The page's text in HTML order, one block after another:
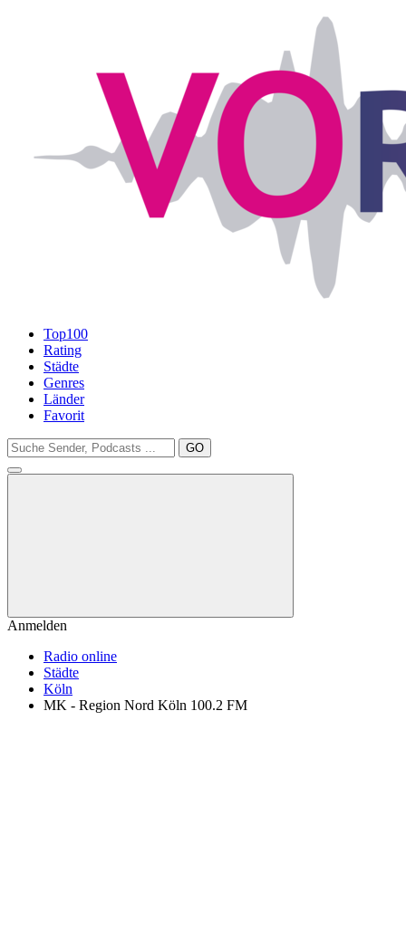
Top100
Rating
Städte
Genres
Länder
Favorit
GO
Anmelden
Radio online
Städte
Köln
MK - Region Nord Köln 100.2 FM